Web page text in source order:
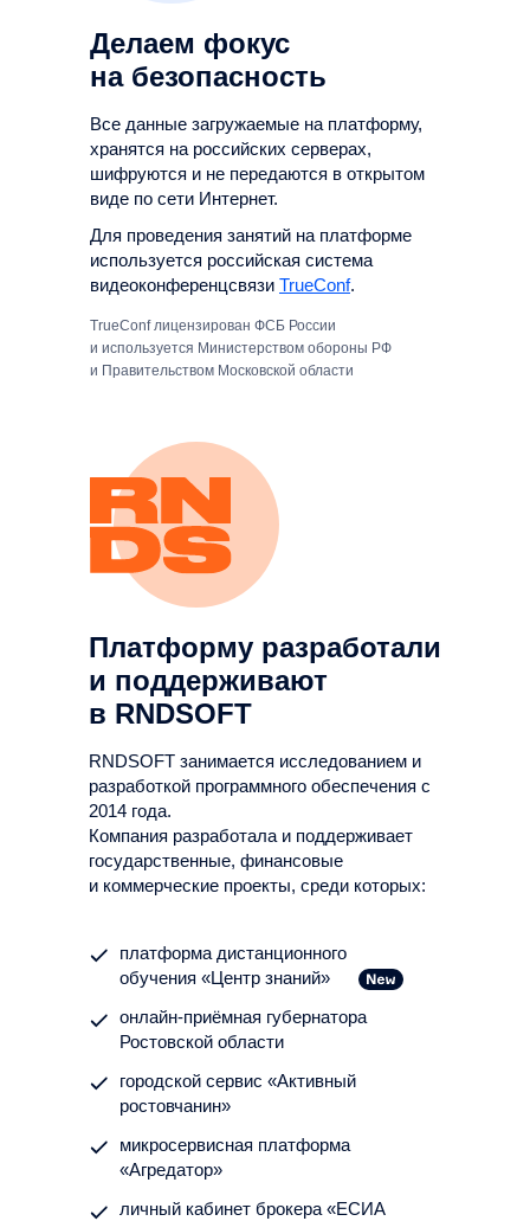
Делаем фокус
на безопасность
Все данные загружаемые на платформу,
хранятся на российских серверах,
шифруются и не передаются в открытом
виде по сети Интернет.
Для проведения занятий на платформе
используется российская система
видеоконференцсвязи TrueConf.
TrueConf лицензирован ФСБ России
и используется Министерством обороны РФ
и Правительством Московской области
Платформу разработали
и поддерживают
в RNDSOFT
RNDSOFT занимается исследованием и
разработкой программного обеспечения с
2014 года.
Компания разработала и поддерживает
государственные, финансовые
и коммерческие проекты, среди которых:
платформа дистанционного
обучения «Центр знаний»
онлайн-приёмная губернатора
Ростовской области
городской сервис «Активный
ростовчанин»
микросервисная платформа
«Агредатор»
личный кабинет брокера «ЕСИА